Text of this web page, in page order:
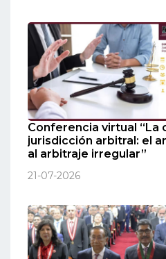
Conferencia virtual “La
jurisdicción arbitral: el
al arbitraje irregular”
21-07-2026